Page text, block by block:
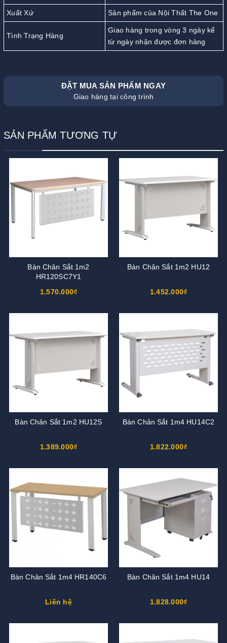
Xuất Xứ Sản phẩm của Nội Thất The One
Tình Trạng Hàng
Giao hàng trong vòng 3 ngày kể
từ ngày nhận được đơn hàng
ĐẶT MUA SẢN PHẨM NGAY
Giao hàng tại công trình
SẢN PHẨM TƯƠNG TỰ
Bàn Chân Sắt 1m2
HR120SC7Y1
1.570.000₫
Bàn Chân Sắt 1m2 HU12
1.452.000₫
Bàn Chân Sắt 1m2 HU12S
1.389.000₫
Bàn Chân Sắt 1m4 HU14C2
1.822.000₫
Bàn Chân Sắt 1m4 HR140C6
Liên hệ
Bàn Chân Sắt 1m4 HU14
1.828.000₫